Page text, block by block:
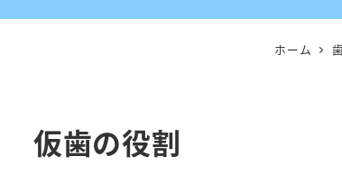
ホーム
仮歯の役割